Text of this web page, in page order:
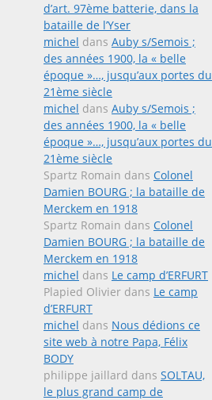
d’art. 97ème batterie, dans la
bataille de l’Yser
michel dans Auby s/Semois ;
des années 1900, la « belle
époque »…, jusqu’aux portes du
21ème siècle
michel dans Auby s/Semois ;
des années 1900, la « belle
époque »…, jusqu’aux portes du
21ème siècle
Spartz Romain dans Colonel
Damien BOURG ; la bataille de
Merckem en 1918
Spartz Romain dans Colonel
Damien BOURG ; la bataille de
Merckem en 1918
michel dans Le camp d’ERFURT
Plapied Olivier dans Le camp
d’ERFURT
michel dans Nous dédions ce
site web à notre Papa, Félix
BODY
philippe jaillard dans SOLTAU,
le plus grand camp de